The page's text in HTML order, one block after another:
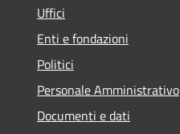
Uffici
Enti e fondazioni
Politici
Personale Amministrativo
Documenti e dati